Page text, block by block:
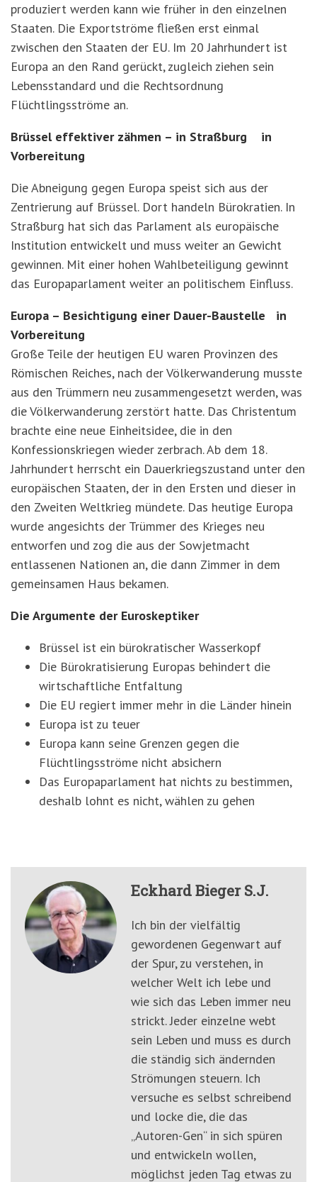
produziert werden kann wie früher in den einzelnen
Staaten. Die Exportströme fließen erst einmal
zwischen den Staaten der EU. Im 20 Jahrhundert ist
Europa an den Rand gerückt, zugleich ziehen sein
Lebensstandard und die Rechtsordnung
Flüchtlingsströme an.
Brüssel effektiver zähmen – in Straßburg in
Vorbereitung
Die Abneigung gegen Europa speist sich aus der
Zentrierung auf Brüssel. Dort handeln Bürokratien. In
Straßburg hat sich das Parlament als europäische
Institution entwickelt und muss weiter an Gewicht
gewinnen. Mit einer hohen Wahlbeteiligung gewinnt
das Europaparlament weiter an politischem Einfluss.
Europa – Besichtigung einer Dauer-Baustelle in
Vorbereitung
Große Teile der heutigen EU waren Provinzen des
Römischen Reiches, nach der Völkerwanderung musste
aus den Trümmern neu zusammengesetzt werden, was
die Völkerwanderung zerstört hatte. Das Christentum
brachte eine neue Einheitsidee, die in den
Konfessionskriegen wieder zerbrach. Ab dem 18.
Jahrhundert herrscht ein Dauerkriegszustand unter den
europäischen Staaten, der in den Ersten und dieser in
den Zweiten Weltkrieg mündete. Das heutige Europa
wurde angesichts der Trümmer des Krieges neu
entworfen und zog die aus der Sowjetmacht
entlassenen Nationen an, die dann Zimmer in dem
gemeinsamen Haus bekamen.
Die Argumente der Euroskeptiker
Brüssel ist ein bürokratischer Wasserkopf
Die Bürokratisierung Europas behindert die
wirtschaftliche Entfaltung
Die EU regiert immer mehr in die Länder hinein
Europa ist zu teuer
Europa kann seine Grenzen gegen die
Flüchtlingsströme nicht absichern
Das Europaparlament hat nichts zu bestimmen,
deshalb lohnt es nicht, wählen zu gehen
Eckhard Bieger S.J.
Ich bin der vielfältig
gewordenen Gegenwart auf
der Spur, zu verstehen, in
welcher Welt ich lebe und
wie sich das Leben immer neu
strickt. Jeder einzelne webt
sein Leben und muss es durch
die ständig sich ändernden
Strömungen steuern. Ich
versuche es selbst schreibend
und locke die, die das
„Autoren-Gen“ in sich spüren
und entwickeln wollen,
möglichst jeden Tag etwas zu